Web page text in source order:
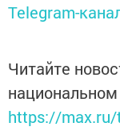
Telegram-
Читайте
https://